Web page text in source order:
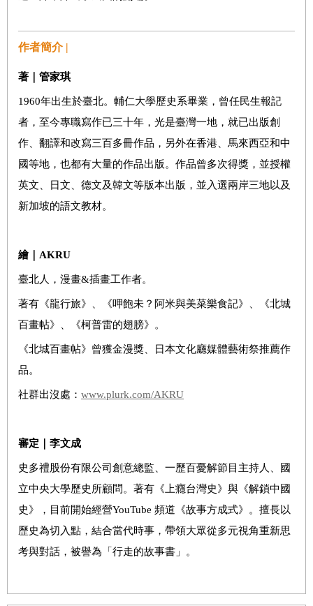
作者簡介 |
著｜管家琪
1960年出生於臺北。輔仁大學歷史系畢業，曾任民生報記
者，至今專職寫作已三十年，光是臺灣一地，就已出版創
作、翻譯和改寫三百多冊作品，另外在香港、馬來西亞和中
國等地，也都有大量的作品出版。作品曾多次得獎，並授權
英文、日文、德文及韓文等版本出版，並入選兩岸三地以及
新加坡的語文教材。
繪｜ AKRU
臺北人，漫畫&插畫工作者。
著有《龍行旅》、《呷飽未？阿米與美菜樂食記》、《北城
百畫帖》、《柯普雷的翅膀》。
《北城百畫帖》曾獲金漫獎、日本文化廳媒體藝術祭推薦作
品。
社群出沒處： www.plurk.com/AKRU
審定｜李文成
史多禮股份有限公司創意總監、一歷百憂解節目主持人、國
立中央大學歷史所顧問。著有《上癮台灣史》與《解鎖中國
史》，目前開始經營YouTube 頻道《故事方成式》。擅長以
歷史為切入點，結合當代時事，帶領大眾從多元視角重新思
考與對話，被譽為「行走的故事書」。